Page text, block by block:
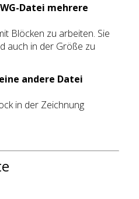
Datei mehrere
Blöcken zu arbeiten. Sie
auch in der Größe zu
andere Datei
in der Zeichnung